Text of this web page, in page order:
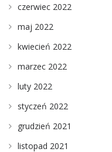
czerwiec 2022
maj 2022
kwiecień 2022
marzec 2022
luty 2022
styczeń 2022
grudzień 2021
listopad 2021